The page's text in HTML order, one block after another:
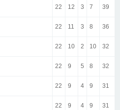
22 12 3 7 39
22 11 3 8 36
22 10 2 10 32
22 9 5 8 32
22 9 4 9 31
22 9 4 9 31